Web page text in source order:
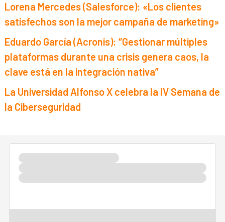
Lorena Mercedes (Salesforce): «Los clientes
satisfechos son la mejor campaña de marketing»
Eduardo García (Acronis): “Gestionar múltiples
plataformas durante una crisis genera caos, la
clave está en la integración nativa”
La Universidad Alfonso X celebra la IV Semana de
la Ciberseguridad